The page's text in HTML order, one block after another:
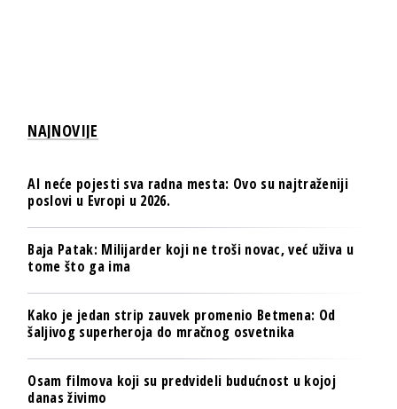
NAJNOVIJE
AI neće pojesti sva radna mesta: Ovo su najtraženiji
poslovi u Evropi u 2026.
Baja Patak: Milijarder koji ne troši novac, već uživa u
tome što ga ima
Kako je jedan strip zauvek promenio Betmena: Od
šaljivog superheroja do mračnog osvetnika
Osam filmova koji su predvideli budućnost u kojoj
danas živimo